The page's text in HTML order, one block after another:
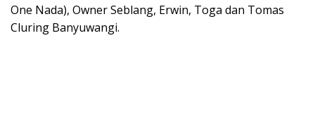
One Nada), Owner Seblang, Erwin, Toga dan Tomas
Cluring Banyuwangi.